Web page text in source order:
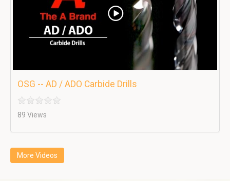
OSG -- AD / ADO Carbide Drills
89 Views
More Videos